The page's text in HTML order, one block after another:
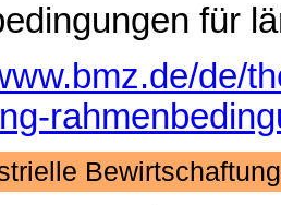
für
de/